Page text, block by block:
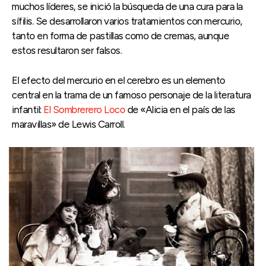
muchos líderes, se inició la búsqueda de una cura para la
sífilis. Se desarrollaron varios tratamientos con mercurio,
tanto en forma de pastillas como de cremas, aunque
estos resultaron ser falsos.
El efecto del mercurio en el cerebro es un elemento
central en la trama de un famoso personaje de la literatura
infantil: El Sombrerero Loco de «Alicia en el país de las
maravillas» de Lewis Carroll.